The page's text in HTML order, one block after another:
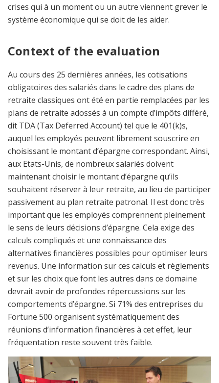
crises qui à un moment ou un autre viennent grever le
système économique qui se doit de les aider.
Context of the evaluation
Au cours des 25 dernières années, les cotisations
obligatoires des salariés dans le cadre des plans de
retraite classiques ont été en partie remplacées par les
plans de retraite adossés à un compte d’impôts différé,
dit TDA (Tax Deferred Account) tel que le 401(k)s,
auquel les employés peuvent librement souscrire en
choisissant le montant d’épargne correspondant. Ainsi,
aux Etats-Unis, de nombreux salariés doivent
maintenant choisir le montant d’épargne qu’ils
souhaitent réserver à leur retraite, au lieu de participer
passivement au plan retraite patronal. Il est donc très
important que les employés comprennent pleinement
le sens de leurs décisions d’épargne. Cela exige des
calculs compliqués et une connaissance des
alternatives financières possibles pour optimiser leurs
revenus. Une information sur ces calculs et règlements
et sur les choix que font les autres dans ce domaine
devrait avoir de profondes répercussions sur les
comportements d’épargne. Si 71% des entreprises du
Fortune 500 organisent systématiquement des
réunions d’information financières à cet effet, leur
fréquentation reste souvent très faible.